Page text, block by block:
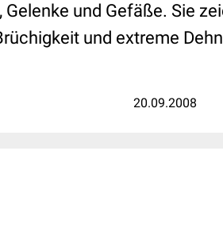
Gelenke und Gefäße. Sie
und extreme
20.09.2008